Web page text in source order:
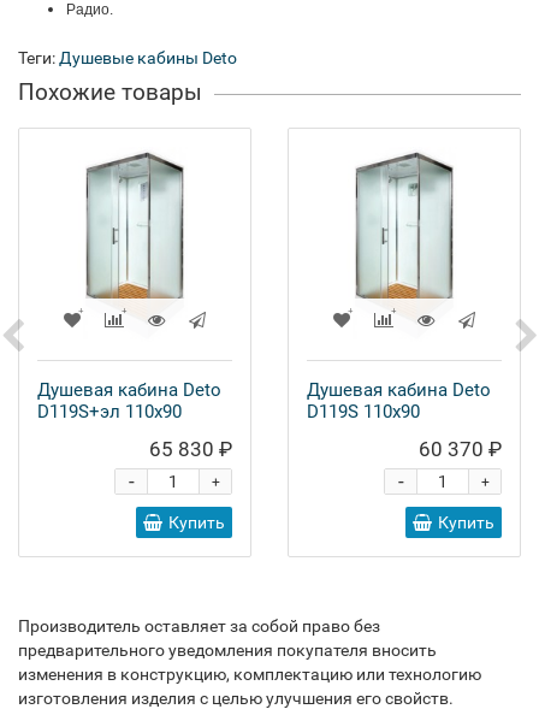
Радио.
Теги: Душевые кабины Deto
Похожие товары
Душевая кабина Deto
D119S+эл 110x90
65 830 ₽
+
-
Купить
Душевая кабина Deto
D119S 110x90
60 370 ₽
+
-
Купить
Производитель оставляет за собой право без
предварительного уведомления покупателя вносить
изменения в конструкцию, комплектацию или технологию
изготовления изделия с целью улучшения его свойств.